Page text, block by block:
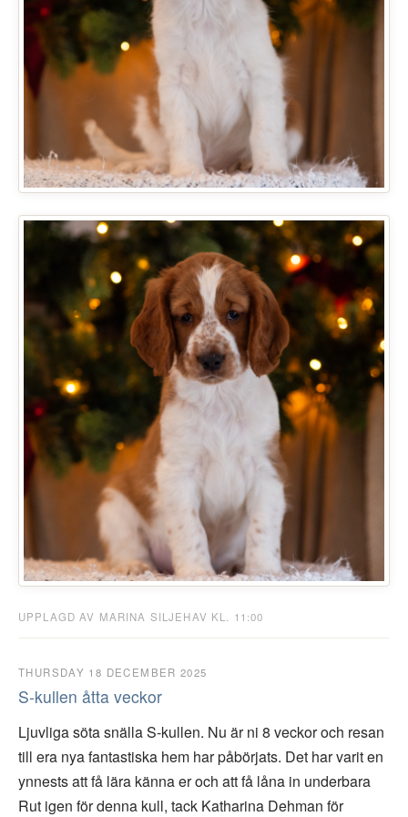
UPPLAGD AV MARINA SILJEHAV KL. 11:00
THURSDAY 18 DECEMBER 2025
S-kullen åtta veckor
Ljuvliga söta snälla S-kullen. Nu är ni 8 veckor och resan
till era nya fantastiska hem har påbörjats. Det har varit en
ynnests att få lära känna er och att få låna in underbara
Rut igen för denna kull, tack Katharina Dehman för